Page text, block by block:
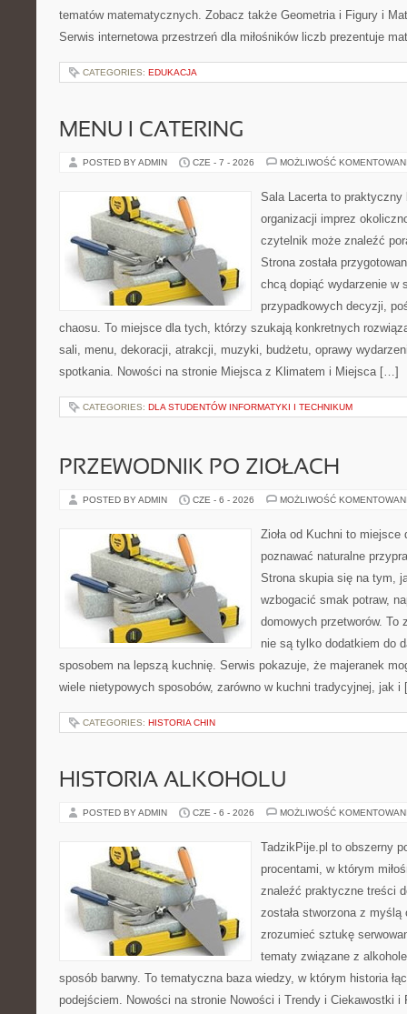
tematów matematycznych. Zobacz także Geometria i Figury i
Serwis internetowa przestrzeń dla miłośników liczb prezentuje
CATEGORIES: EDUKACJA
MENU I CATERING
POSTED BY ADMIN CZE - 7 - 2026 MOŻLIWOŚĆ
Sala Lacerta to praktyczny
organizacji imprez
czytelnik może znaleźć
Strona została
chcą dopiąć wydarzenie w
przypadkowych decyzji,
chaosu. To miejsce dla tych, którzy szukają konkretnych
sali, menu, dekoracji, atrakcji, muzyki, budżetu, oprawy
spotkania. Nowości na stronie Miejsca z Klimatem i Miejsca […]
CATEGORIES: DLA STUDENTÓW INFORMATYKI I TECHNIKUM
PRZEWODNIK PO ZIOŁACH
POSTED BY ADMIN CZE - 6 - 2026 MOŻLIWOŚĆ
Zioła od Kuchni to
poznawać naturalne
Strona skupia się na tym,
wzbogacić smak potraw,
domowych przetworów. To
nie są tylko dodatkiem do
sposobem na lepszą kuchnię. Serwis pokazuje, że majeranek
wiele nietypowych sposobów, zarówno w kuchni tradycyjnej, jak
CATEGORIES: HISTORIA CHIN
HISTORIA ALKOHOLU
POSTED BY ADMIN CZE - 6 - 2026 MOŻLIWOŚĆ
TadzikPije.pl to obszerny
procentami, w którym
znaleźć praktyczne treści
została stworzona z
zrozumieć sztukę
tematy związane z
sposób barwny. To tematyczna baza wiedzy, w którym historia
podejściem. Nowości na stronie Nowości i Trendy i Ciekawostki i